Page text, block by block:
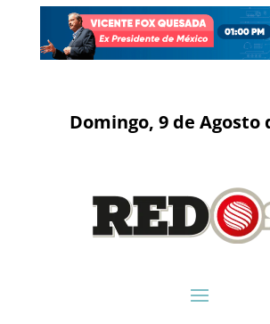
Domingo, 9 de Agosto